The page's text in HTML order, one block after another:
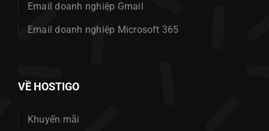
Email doanh nghiệp Gmail
Email doanh nghiệp Microsoft 365
VỀ HOSTIGO
Khuyến mãi